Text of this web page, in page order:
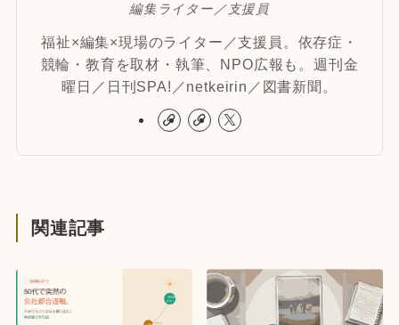
編集ライター／支援員
福祉×編集×現場のライター／支援員。依存症・
競輪・教育を取材・執筆、NPO広報も。週刊金
曜日／日刊SPA!／netkeirin／図書新聞。
関連記事